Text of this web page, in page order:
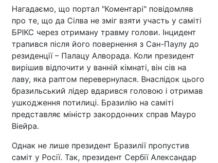
Нагадаємо, що портал "Коментарі" повідомляв
про те, що да Сілва не зміг взяти участь у саміті
БРІКС через отриману травму голови. Інцидент
трапився після його повернення з Сан-Паулу до
резиденції – Палацу Алворада. Коли президент
вирішив відпочити у ванній кімнаті, він сів на
лаву, яка раптом перевернулася. Внаслідок цього
бразильський лідер вдарився головою і отримав
ушкодження потилиці. Бразилію на саміті
представляє міністр закордонних справ Мауро
Віейра.
Однак не лише президент Бразилії пропустив
саміт у Росії. Так, президент Сербії Александар